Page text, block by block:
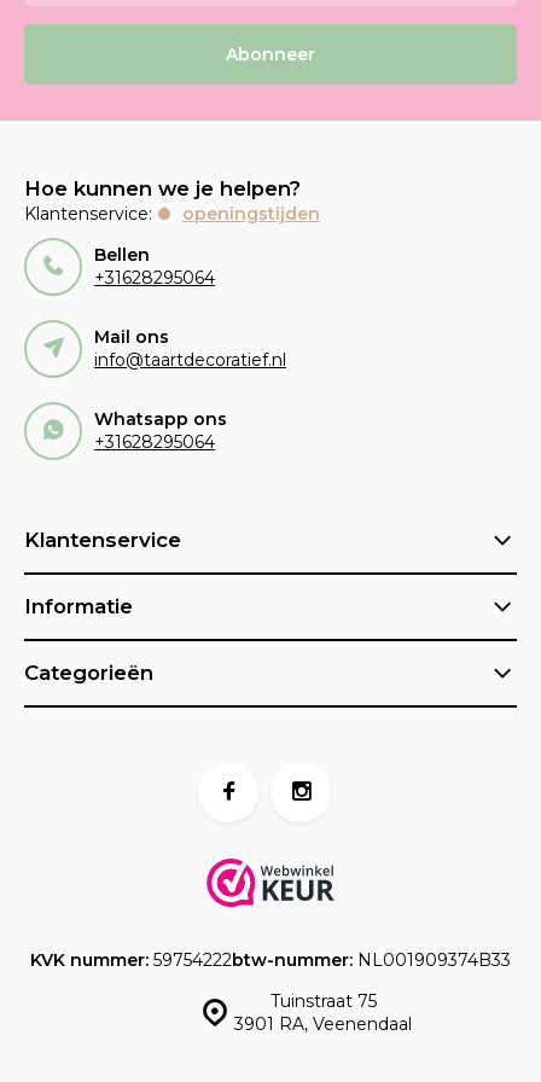
Abonneer
Hoe kunnen we je helpen?
Klantenservice:
openingstijden
Bellen
+31628295064
Mail ons
info@taartdecoratief.nl
Whatsapp ons
+31628295064
Klantenservice
Informatie
Categorieën
Tuinstraat 75
3901 RA, Veenendaal
KVK nummer: 59754222btw-nummer: NL001909374B33